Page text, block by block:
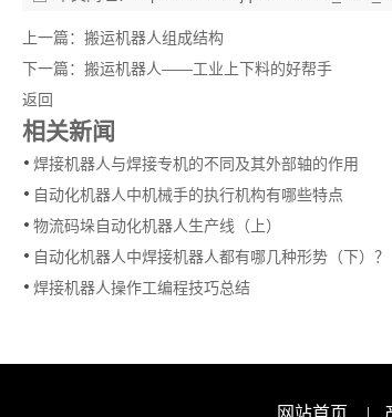
上一篇： 搬运机器人组成结构
下一篇： 搬运机器人——工业上下料的好帮手
返回
相关新闻
焊接机器人与焊接专机的不同及其外部轴的作用
自动化机器人中机械手的执行机构有哪些特点
物流码垛自动化机器人生产线（上）
自动化机器人中焊接机器人都有哪几种形势（下）？
焊接机器人操作工编程技巧总结
网站首页 |